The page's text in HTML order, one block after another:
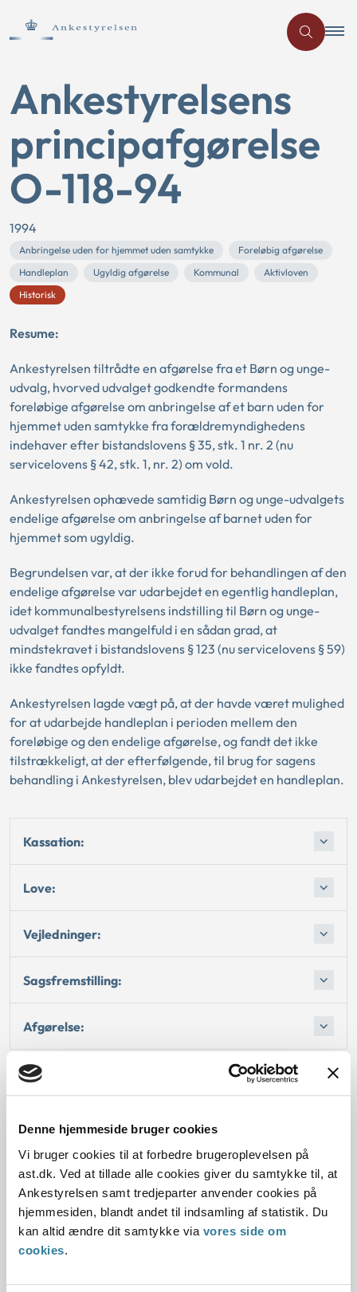
Denne hjemmeside bruger cookies
Vi bruger cookies til at forbedre brugeroplevelsen på
ast.dk. Ved at tillade alle cookies giver du samtykke til, at
Ankestyrelsen samt tredjeparter anvender cookies på
hjemmesiden, blandt andet til indsamling af statistik. Du
kan altid ændre dit samtykke via vores side om
cookies.
Ankestyrelsens
principafgørelse
O-118-94
1994
Anbringelse uden for hjemmet uden samtykke
Foreløbig afgørelse
Handleplan
Ugyldig afgørelse Kommunal
Aktivloven
Historisk
Resume:
Ankestyrelsen tiltrådte en afgørelse fra et Børn og unge-
udvalg, hvorved udvalget godkendte formandens
foreløbige afgørelse om anbringelse af et barn uden for
hjemmet uden samtykke fra forældremyndighedens
indehaver efter bistandslovens § 35, stk. 1 nr. 2 (nu
servicelovens § 42, stk. 1, nr. 2) om vold.
Ankestyrelsen ophævede samtidig Børn og unge-udvalgets
endelige afgørelse om anbringelse af barnet uden for
hjemmet som ugyldig.
Begrundelsen var, at der ikke forud for behandlingen af den
endelige afgørelse var udarbejdet en egentlig handleplan,
idet kommunalbestyrelsens indstilling til Børn og unge-
udvalget fandtes mangelfuld i en sådan grad, at
mindstekravet i bistandslovens § 123 (nu servicelovens § 59)
ikke fandtes opfyldt.
Ankestyrelsen lagde vægt på, at der havde været mulighed
for at udarbejde handleplan i perioden mellem den
foreløbige og den endelige afgørelse, og fandt det ikke
tilstrækkeligt, at der efterfølgende, til brug for sagens
behandling i Ankestyrelsen, blev udarbejdet en handleplan.
Kassation:
Love:
Vejledninger:
Sagsfremstilling:
Afgørelse:
15.12.1994
12.07.2013
Paragraf
§ 112 § 123 § 66b § 35 § 35c